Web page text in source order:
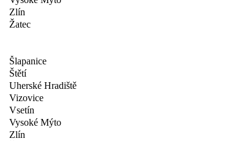
Zlín
Žatec
Šlapanice
Štětí
Uherské Hradiště
Vizovice
Vsetín
Vysoké Mýto
Zlín